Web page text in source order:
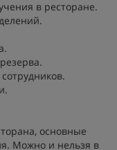
в ресторане.
основные
Можно и нельзя в